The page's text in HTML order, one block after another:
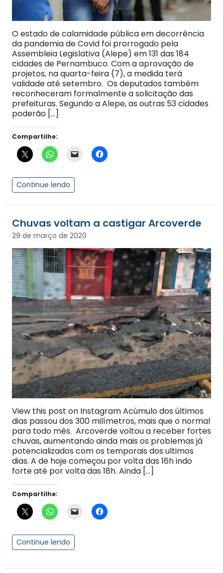
O estado de calamidade pública em decorrência
da pandemia de Covid foi prorrogado pela
Assembleia Legislativa (Alepe) em 131 das 184
cidades de Pernambuco. Com a aprovação de
projetos, na quarta-feira (7), a medida terá
validade até setembro. Os deputados também
reconheceram formalmente a solicitação das
prefeituras. Segundo a Alepe, as outras 53 cidades
poderão […]
Compartilhe:
Continue lendo
Chuvas voltam a castigar Arcoverde
29 de março de 2020
View this post on Instagram Acúmulo dos últimos
dias passou dos 300 milímetros, mais que o normal
para todo mês. Arcoverde voltou a receber fortes
chuvas, aumentando ainda mais os problemas já
potencializados com os temporais dos ultimos
dias. A de hoje começou por volta das 16h indo
forte até por volta das 18h. Ainda […]
Compartilhe:
Continue lendo